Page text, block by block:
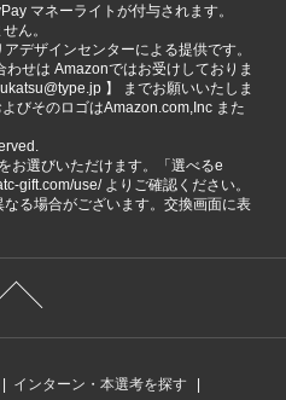
マネーライトが付与されます。
ん。
デザインセンターによる提供です。
せは Amazonではお受けしておりま
】 までお願いいたしま
びそのロゴはAmazon.com,Inc また
お選びいただけます。「選べるe
gift.com/use/ よりご確認ください。
る場合がございます。交換画面に表
インターン・本選考を探す